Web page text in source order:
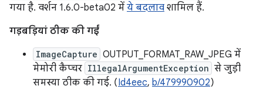
गया है. वर्शन 1.6.0-beta02 में ये बदलाव शामिल हैं.
गड़बड़ियां ठीक की गईं
ImageCapture OUTPUT_FORMAT_RAW_JPEG में
मेमोरी कैप्चर IllegalArgumentException से जुड़ी
समस्या ठीक की गई. (Id4eec, b/479990902)